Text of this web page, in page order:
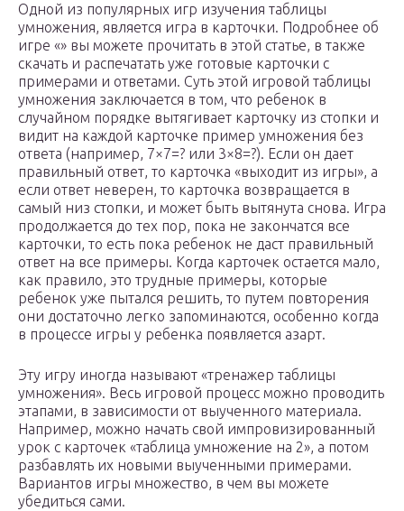
Одной из популярных игр изучения таблицы
умножения, является игра в карточки. Подробнее об
игре «» вы можете прочитать в этой статье, в также
скачать и распечатать уже готовые карточки с
примерами и ответами. Суть этой игровой таблицы
умножения заключается в том, что ребенок в
случайном порядке вытягивает карточку из стопки и
видит на каждой карточке пример умножения без
ответа (например, 7×7=? или 3×8=?). Если он дает
правильный ответ, то карточка «выходит из игры», а
если ответ неверен, то карточка возвращается в
самый низ стопки, и может быть вытянута снова. Игра
продолжается до тех пор, пока не закончатся все
карточки, то есть пока ребенок не даст правильный
ответ на все примеры. Когда карточек остается мало,
как правило, это трудные примеры, которые
ребенок уже пытался решить, то путем повторения
они достаточно легко запоминаются, особенно когда
в процессе игры у ребенка появляется азарт.
Эту игру иногда называют «тренажер таблицы
умножения». Весь игровой процесс можно проводить
этапами, в зависимости от выученного материала.
Например, можно начать свой импровизированный
урок с карточек «таблица умножение на 2», а потом
разбавлять их новыми выученными примерами.
Вариантов игры множество, в чем вы можете
убедиться сами.